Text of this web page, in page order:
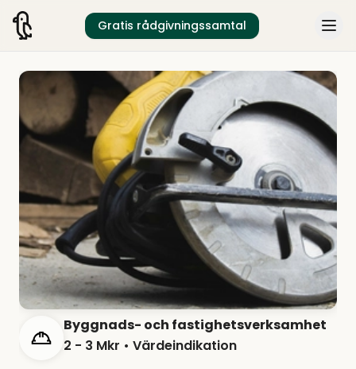
Gratis rådgivningssamtal
Byggnads- och fastighetsverksamhet
2 - 3 Mkr • Värdeindikation